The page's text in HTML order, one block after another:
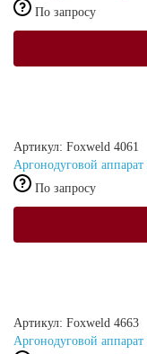
По запросу
Артикул: Foxweld 4061
Аргонодуговой
По запросу
Артикул: Foxweld 4663
Аргонодуговой